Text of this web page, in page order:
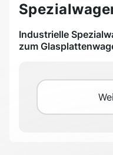
Industrielle
zum